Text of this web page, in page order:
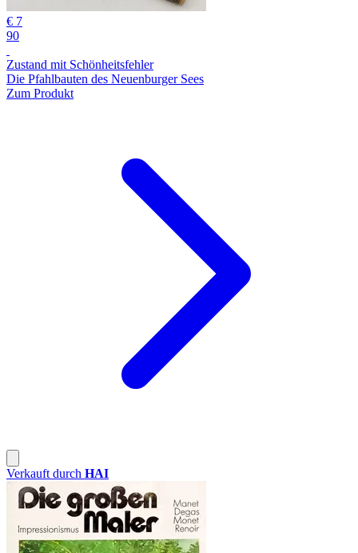
€ 7
90
Zustand mit Schönheitsfehler
Die Pfahlbauten des Neuenburger Sees
Zum Produkt
Verkauft durch HAI